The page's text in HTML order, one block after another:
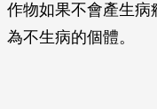
作物如果不會產生
為不生病的個體。